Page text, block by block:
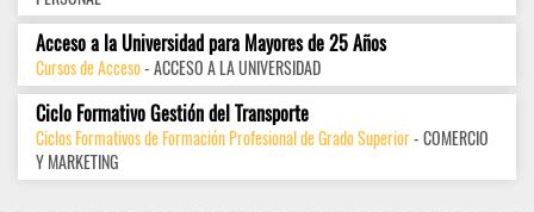
Acceso a la Universidad para Mayores de 25 Años
Cursos de Acceso- ACCESO A LA UNIVERSIDAD
Ciclo Formativo Gestión del Transporte
Ciclos Formativos de Formación Profesional de Grado Superior- COMERCIO
Y MARKETING